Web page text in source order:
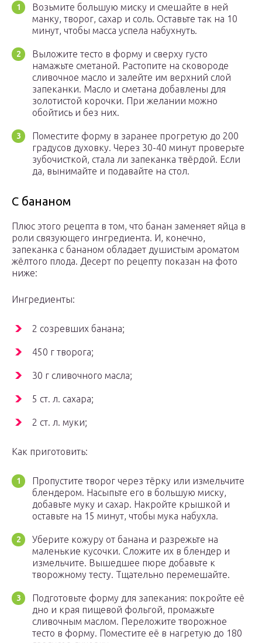
Возьмите большую миску и смешайте в ней
манку, творог, сахар и соль. Оставьте так на 10
минут, чтобы масса успела набухнуть.
Выложите тесто в форму и сверху густо
намажьте сметаной. Растопите на сковороде
сливочное масло и залейте им верхний слой
запеканки. Масло и сметана добавлены для
золотистой корочки. При желании можно
обойтись и без них.
Поместите форму в заранее прогретую до 200
градусов духовку. Через 30-40 минут проверьте
зубочисткой, стала ли запеканка твёрдой. Если
да, вынимайте и подавайте на стол.
С бананом
Плюс этого рецепта в том, что банан заменяет яйца в
роли связующего ингредиента. И, конечно,
запеканка с бананом обладает душистым ароматом
жёлтого плода. Десерт по рецепту показан на фото
ниже:
Ингредиенты:
2 созревших банана;
450 г творога;
30 г сливочного масла;
5 ст. л. сахара;
2 ст. л. муки;
Как приготовить:
Пропустите творог через тёрку или измельчите
блендером. Насыпьте его в большую миску,
добавьте муку и сахар. Накройте крышкой и
оставьте на 15 минут, чтобы мука набухла.
Уберите кожуру от банана и разрежьте на
маленькие кусочки. Сложите их в блендер и
измельчите. Вышедшее пюре добавьте к
творожному тесту. Тщательно перемешайте.
Подготовьте форму для запекания: покройте её
дно и края пищевой фольгой, промажьте
сливочным маслом. Переложите творожное
тесто в форму. Поместите её в нагретую до 180